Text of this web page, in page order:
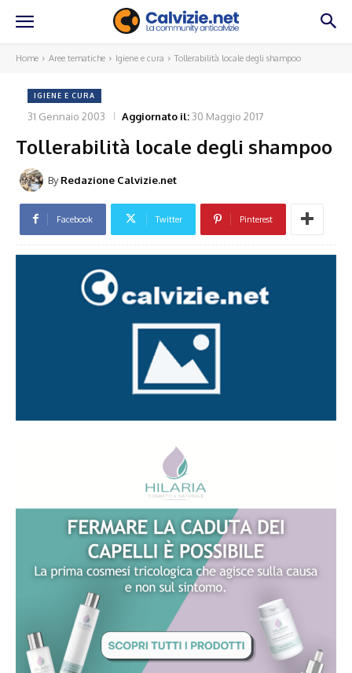
Home Aree tematiche Igiene e cura Tollerabilità locale degli shampoo
IGIENE E CURA
31 Gennaio 2003 Aggiornato il: 30 Maggio 2017
Tollerabilità locale degli shampoo
By Redazione Calvizie.net
Facebook Twitter Pinterest